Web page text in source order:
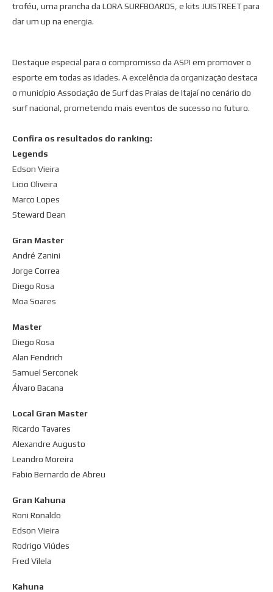
troféu, uma prancha da LORA SURFBOARDS, e kits JUISTREET para
dar um up na energia.
Destaque especial para o compromisso da ASPI em promover o
esporte em todas as idades. A excelência da organização destaca
o município Associação de Surf das Praias de Itajaí no cenário do
surf nacional, prometendo mais eventos de sucesso no futuro.
Confira os resultados do ranking:
Legends
Edson Vieira
Licio Oliveira
Marco Lopes
Steward Dean
Gran Master
André Zanini
Jorge Correa
Diego Rosa
Moa Soares
Master
Diego Rosa
Alan Fendrich
Samuel Serconek
Álvaro Bacana
Local Gran Master
Ricardo Tavares
Alexandre Augusto
Leandro Moreira
Fabio Bernardo de Abreu
Gran Kahuna
Roni Ronaldo
Edson Vieira
Rodrigo Viúdes
Fred Vilela
Kahuna